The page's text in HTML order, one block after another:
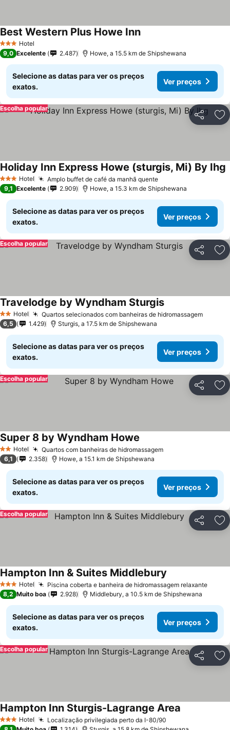
3 EstrelasHotel
Best Western Plus Howe Inn
9,0 Excelente 2.487 Howe, a 15.5 km de Shipshewana
Selecione as datas para ver os preços
exatos.
Ver preços
Partilhar
Escolha popular
3 EstrelasHotel Amplo buffet de café da manhã quente
Holiday Inn Express Howe (sturgis, Mi) By Ihg
9,1 Excelente 2.909 Howe, a 15.3 km de Shipshewana
Selecione as datas para ver os preços
exatos.
Ver preços
Partilhar
Escolha popular
2 Estrelas
Hotel Quartos selecionados com banheiras de hidromassagem
Travelodge by Wyndham Sturgis
6,5 1.429 Sturgis, a 17.5 km de Shipshewana
Selecione as datas para ver os preços
exatos.
Ver preços
Partilhar
Escolha popular
2 Estrelas
Hotel Quartos com banheiras de hidromassagem
Super 8 by Wyndham Howe
6,1 2.358 Howe, a 15.1 km de Shipshewana
Selecione as datas para ver os preços
exatos.
Ver preços
Partilhar
Escolha popular
3 EstrelasHotel Piscina coberta e banheira de hidromassagem relaxante
Hampton Inn & Suites Middlebury
8,2 Muito boa 2.928 Middlebury, a 10.5 km de Shipshewana
Selecione as datas para ver os preços
exatos.
Ver preços
Partilhar
Escolha popular
3 EstrelasHotel Localização privilegiada perto da I-80/90
Hampton Inn Sturgis-Lagrange Area